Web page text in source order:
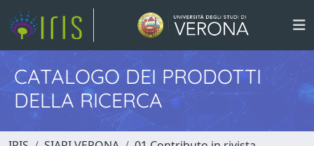
CATALOGO DEI PRODOTTI
DELLA RICERCA